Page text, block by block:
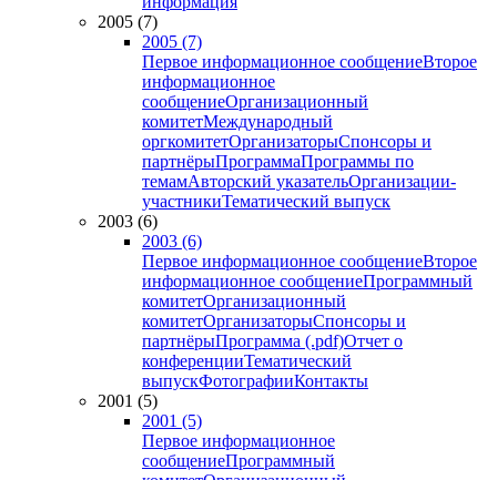
2005 (7)
2005 (7)
Первое информационное сообщениеВторое
информационное
сообщениеОрганизационный
комитетМеждународный
оргкомитетОрганизаторыСпонсоры и
партнёрыПрограммаПрограммы по
темамАвторский указательОрганизации-
участникиТематический выпуск
2003 (6)
2003 (6)
Первое информационное сообщениеВторое
информационное сообщениеПрограммный
комитетОрганизационный
комитетОрганизаторыСпонсоры и
партнёрыПрограмма (.pdf)Отчет о
конференцииТематический
выпускФотографииКонтакты
2001 (5)
2001 (5)
Первое информационное
сообщениеПрограммный